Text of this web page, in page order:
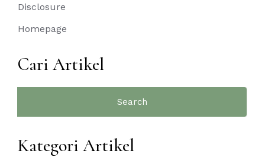
Disclosure
Homepage
Cari Artikel
Kategori Artikel